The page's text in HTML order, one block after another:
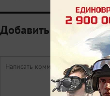
Добавить